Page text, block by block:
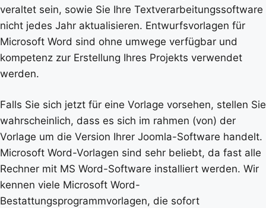
veraltet sein, sowie Sie Ihre Textverarbeitungssoftware
nicht jedes Jahr aktualisieren. Entwurfsvorlagen für
Microsoft Word sind ohne umwege verfügbar und
kompetenz zur Erstellung Ihres Projekts verwendet
werden.
Falls Sie sich jetzt für eine Vorlage vorsehen, stellen Sie
wahrscheinlich, dass es sich im rahmen (von) der
Vorlage um die Version Ihrer Joomla-Software handelt.
Microsoft Word-Vorlagen sind sehr beliebt, da fast alle
Rechner mit MS Word-Software installiert werden. Wir
kennen viele Microsoft Word-
Bestattungsprogrammvorlagen, die sofort